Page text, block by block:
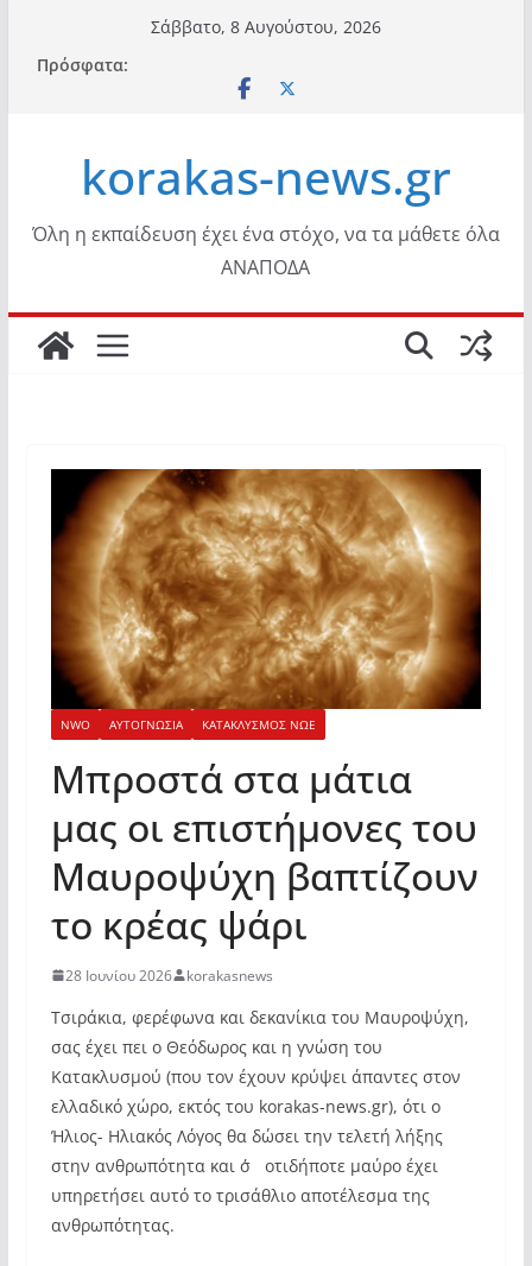
περιεχόμενο
Σάββατο, 8 Αυγούστου, 2026
Πρόσφατα:
korakas-news.gr
Όλη η εκπαίδευση έχει ένα στόχο, να τα μάθετε όλα
ΑΝΑΠΟΔΑ
NWO ΑΥΤΟΓΝΩΣΙΑ ΚΑΤΑΚΛΥΣΜΟΣ ΝΩΕ
Μπροστά στα μάτια
μας οι επιστήμονες του
Μαυροψύχη βαπτίζουν
το κρέας ψάρι
28 Ιουνίου 2026 korakasnews
Tσιράκια, φερέφωνα και δεκανίκια του Μαυροψύχη,
σας έχει πει ο Θεόδωρος και η γνώση του
Κατακλυσμού (που τον έχουν κρύψει άπαντες στον
ελλαδικό χώρο, εκτός του korakas-news.gr), ότι ο
Ήλιος- Ηλιακός Λόγος θα δώσει την τελετή λήξης
στην ανθρωπότητα και σ΄ οτιδήποτε μαύρο έχει
υπηρετήσει αυτό το τρισάθλιο αποτέλεσμα της
ανθρωπότητας.